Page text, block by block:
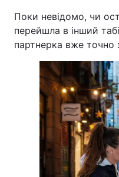
Поки невідомо, чи
перейшла в інший
партнерка вже точно